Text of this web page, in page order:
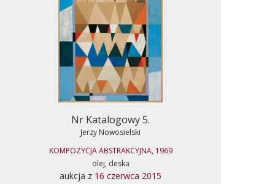
Nr Katalogowy 5.
Jerzy Nowosielski
KOMPOZYCJA ABSTRAKCYJNA, 1969
olej, deska
aukcja z 16 czerwca 2015